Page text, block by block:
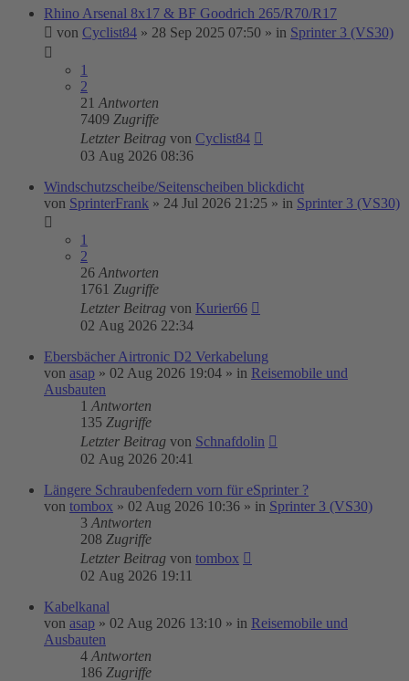
Rhino Arsenal 8x17 & BF Goodrich 265/R70/R17
von Cyclist84 » 28 Sep 2025 07:50 » in Sprinter 3 (VS30)
1
2
21 Antworten
7409 Zugriffe
Letzter Beitrag von Cyclist84
03 Aug 2026 08:36
Windschutzscheibe/Seitenscheiben blickdicht
von SprinterFrank » 24 Jul 2026 21:25 » in Sprinter 3 (VS30)
1
2
26 Antworten
1761 Zugriffe
Letzter Beitrag von Kurier66
02 Aug 2026 22:34
Ebersbächer Airtronic D2 Verkabelung
von asap » 02 Aug 2026 19:04 » in Reisemobile und
Ausbauten
1 Antworten
135 Zugriffe
Letzter Beitrag von Schnafdolin
02 Aug 2026 20:41
Längere Schraubenfedern vorn für eSprinter ?
von tombox » 02 Aug 2026 10:36 » in Sprinter 3 (VS30)
3 Antworten
208 Zugriffe
Letzter Beitrag von tombox
02 Aug 2026 19:11
Kabelkanal
von asap » 02 Aug 2026 13:10 » in Reisemobile und
Ausbauten
4 Antworten
186 Zugriffe